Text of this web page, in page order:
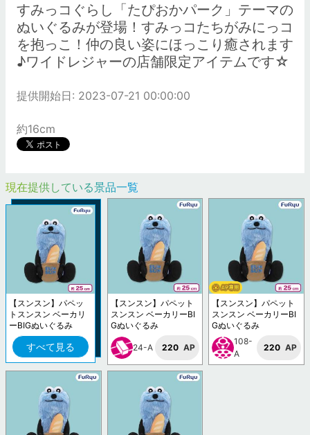
すみっコぐらし「たぴおかパーク」テーマの
ぬいぐるみが登場！すみっコたちがみにっコ
を抱っこ！仲の良い姿にほっこり癒されます
♪ワイドレジャーの店舗限定アイテムです☆
提供開始日: 2023-07-21 00:00:00
約16cm
現在提供している景品一覧
【スンスン】パペッ
トスンスン ベーカリ
ーBIGぬいぐるみ
すべて見る
【スンスン】パペット
スンスン ベーカリーBI
Gぬいぐるみ
24-A 220 AP
【スンスン】パペット
スンスン ベーカリーBI
Gぬいぐるみ
108-
A
220 AP